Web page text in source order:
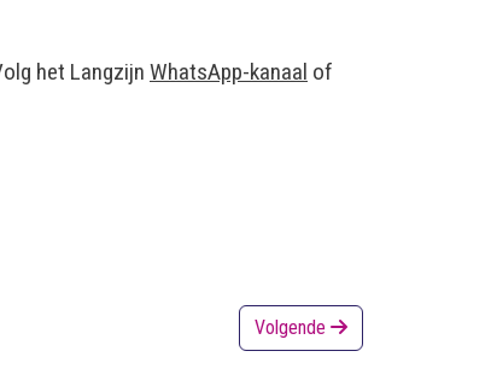
het Langzijn WhatsApp-kanaal of
Volgende